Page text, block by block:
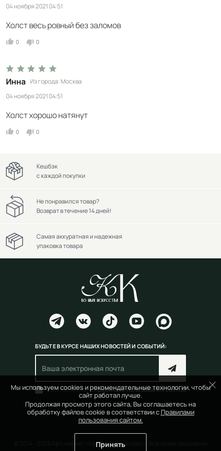
04 ноября 2021 04:51
Холст весь ровный без заломов
0 0
Инна Из города Москва
04 ноября 2021 04:51
Холст хорошо натянут
0 0
Мы используем cookies и рекомендательные технологии, чтобы
сайт работал лучше.
Продолжая просмотр этого сайта, Вы соглашаетесь на
обработку файлов cookie в соответствии с Правилами
пользования сайтом.
Принять
Кешбэк
с каждой покупки
Не понравился товар?
Возврат в течение 14 дней!
Самая аккуратная и надежная
упаковка товара
БУДЬТЕ В КУРСЕ НАШИХ НОВОСТЕЙ И СОБЫТИЙ:
Согласен(на) справилами пользования сайтом
© 2014 - 2026 Арт-маркет «Красный Карандаш». Все права защищены